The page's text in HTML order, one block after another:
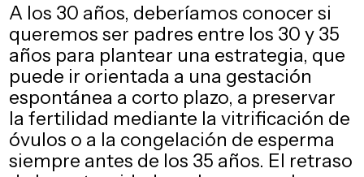
A los 30 años, deberíamos conocer si
queremos ser padres entre los 30 y 35
años para plantear una estrategia, que
puede ir orientada a una gestación
espontánea a corto plazo, a preservar
la fertilidad mediante la vitrificación de
óvulos o a la congelación de esperma
siempre antes de los 35 años. El retraso